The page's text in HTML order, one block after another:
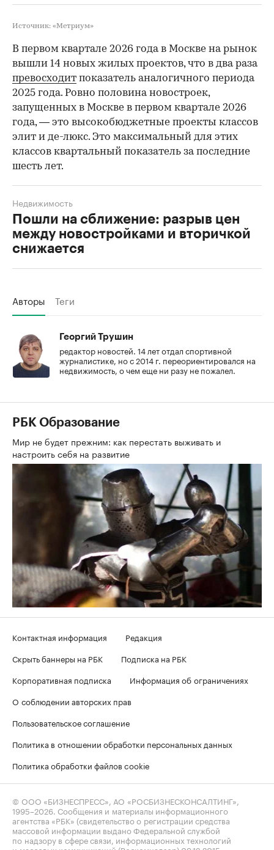
Источник: «Метриум»
В первом квартале 2026 года в Москве на рынок
вышли 14 новых жилых проектов, что в два раза
превосходит показатель аналогичного периода
2025 года. Ровно половина новостроек,
запущенных в Москве в первом квартале 2026
года, — это высокобюджетные проекты классов
элит и де-люкс. Это максимальный для этих
классов квартальный показатель за последние
шесть лет.
Пошли на сближение: разрыв цен
между новостройками и вторичкой
снижается
Недвижимость
Авторы Теги
Георгий Трушин
редактор новостей. 14 лет отдал спортивной
журналистике, но с 2014 г. переориентировался на
недвижимость, о чем еще ни разу не пожалел.
РБК Образование
Мир не будет прежним: как перестать выживать и
настроить себя на развитие
Контактная информация
Редакция
Скрыть баннеры на РБК
Подписка на РБК
Корпоративная подписка
Информация об ограничениях
О соблюдении авторских прав
Пользовательское соглашение
Политика в отношении обработки персональных данных
Политика обработки файлов cookie
© ООО «БИЗНЕСПРЕСС», АО «РОСБИЗНЕСКОНСАЛТИНГ»,
1995–2026 . Сообщения и материалы информационного
агентства «РБК» (свидетельство о регистрации средства
массовой информации выдано Федеральной службой
по надзору в сфере связи, информационных технологий